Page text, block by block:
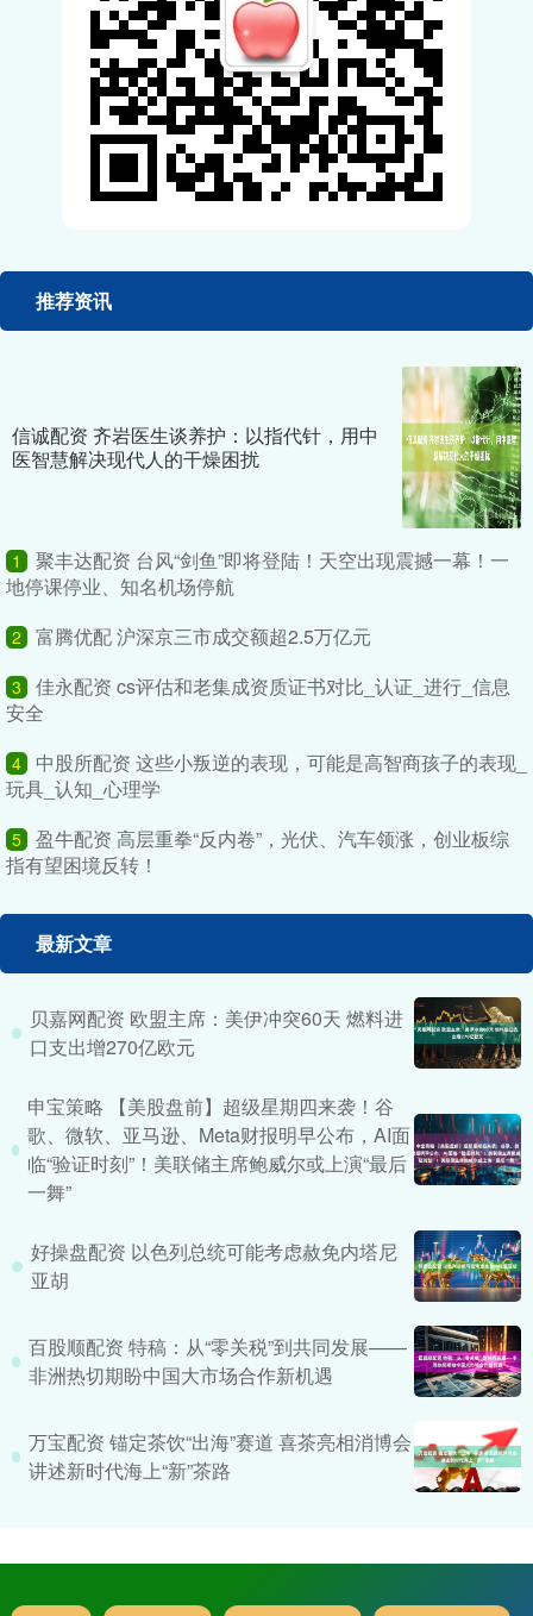
推荐资讯
信诚配资 齐岩医生谈养护：以指代针，用中
医智慧解决现代人的干燥困扰
1
聚丰达配资 台风“剑鱼”即将登陆！天空出现震撼一幕！一
地停课停业、知名机场停航
2 富腾优配 沪深京三市成交额超2.5万亿元
3
佳永配资 cs评估和老集成资质证书对比_认证_进行_信息
安全
4
中股所配资 这些小叛逆的表现，可能是高智商孩子的表现_
玩具_认知_心理学
5 盈牛配资 高层重拳“反内卷”，光伏、汽车领涨，创业板综
指有望困境反转！
最新文章
贝嘉网配资 欧盟主席：美伊冲突60天 燃料进
口支出增270亿欧元
申宝策略 【美股盘前】超级星期四来袭！谷
歌、微软、亚马逊、Meta财报明早公布，AI面
临“验证时刻”！美联储主席鲍威尔或上演“最后
一舞”
好操盘配资 以色列总统可能考虑赦免内塔尼
亚胡
百股顺配资 特稿：从“零关税”到共同发展——
非洲热切期盼中国大市场合作新机遇
万宝配资 锚定茶饮“出海”赛道 喜茶亮相消博会
讲述新时代海上“新”茶路